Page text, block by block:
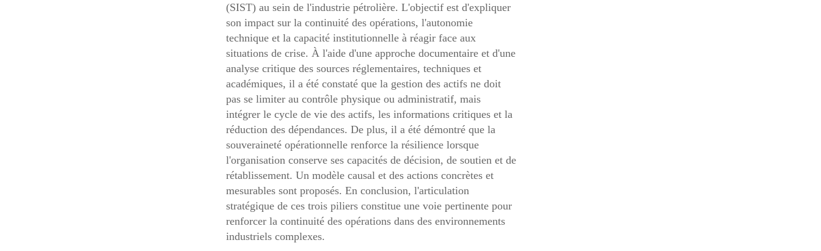
(SIST) au sein de l'industrie pétrolière. L'objectif est d'expliquer
son impact sur la continuité des opérations, l'autonomie
technique et la capacité institutionnelle à réagir face aux
situations de crise. À l'aide d'une approche documentaire et d'une
analyse critique des sources réglementaires, techniques et
académiques, il a été constaté que la gestion des actifs ne doit
pas se limiter au contrôle physique ou administratif, mais
intégrer le cycle de vie des actifs, les informations critiques et la
réduction des dépendances. De plus, il a été démontré que la
souveraineté opérationnelle renforce la résilience lorsque
l'organisation conserve ses capacités de décision, de soutien et de
rétablissement. Un modèle causal et des actions concrètes et
mesurables sont proposés. En conclusion, l'articulation
stratégique de ces trois piliers constitue une voie pertinente pour
renforcer la continuité des opérations dans des environnements
industriels complexes.